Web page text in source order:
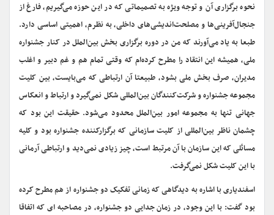
نحوه برگزاری آن و توجه ویژه به تصمیماتی که در این حوزه می‌گیریم، فارغ از
جنجال‌آفرینی‌ها و مصلحت‌اندیشی‌های داخلی، به نظرم، اهمیتی اساسی دارد.
طبعا به یاد می‌آورند که من در دوره برگزاری بخش بین‌الملل در کنار جشنواره
ملی، همیشه این انتقاد را مطرح کرده‌ام که وقتی تمام هم و غم دبیر و اغلب
مدیران، صرف بخش ملی بشود، طبیعتا آن ارتباطی که می‌بایست، بین کلیت
مجموعه جشنواره و شرکت‌کنندگان بین‌المللی شکل نمی‌گیرد و ارتباط و انعکاس
جهانی تنها به مجموعه امور بین‌الملل محدود می‌شود. حقیقت این بود که
چشمان ناظر بین‌المللی از کلیت سازمانی که برگزارکننده جشنواره بود و کلیه
مسائلی که این سازمان با آن مرتبط است، چیز زیادی نمی‌دید و ارتباطی آرمانی
با این کلیت شکل نمی‌گرفت.
اسفندیاری با اشاره به دیدگاهی که زمانی تفکیک دو جشنواره از هم مطرح کرده
بود گفت: با این وجود، در زمان جدایی دو جشنواره، در مصاحبه ای که اتفاقا